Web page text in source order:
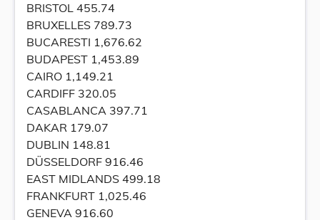
BRISTOL 455.74
BRUXELLES 789.73
BUCARESTI 1,676.62
BUDAPEST 1,453.89
CAIRO 1,149.21
CARDIFF 320.05
CASABLANCA 397.71
DAKAR 179.07
DUBLIN 148.81
DÜSSELDORF 916.46
EAST MIDLANDS 499.18
FRANKFURT 1,025.46
GENEVA 916.60